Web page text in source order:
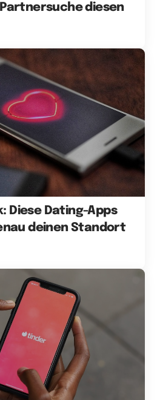
diesen
Diese Dating-Apps
deinen Standort